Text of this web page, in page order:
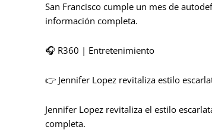
San Francisco cumple un mes de
información completa.
🎧 R360 | Entretenimiento
👉 Jennifer Lopez revitaliza estilo
Jennifer Lopez revitaliza el estilo
completa.